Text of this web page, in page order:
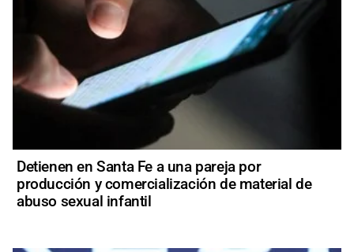
Detienen en Santa Fe a una pareja por
producción y comercialización de material de
abuso sexual infantil